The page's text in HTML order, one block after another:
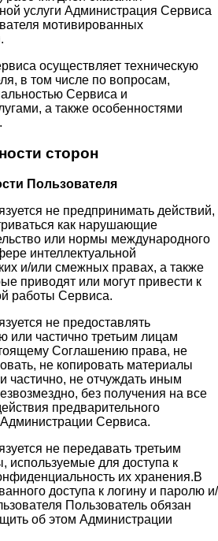
услуги Администрация Сервиса
мотивированных
осуществляет техническую
в том числе по вопросам,
Сервиса и
а также особенностями
сторон
Пользователя
не предпринимать действий,
как нарушающие
или нормы международного
интеллектуальной
и/или смежных правах, а также
приводят или могут привести к
работы Сервиса.
не предоставлять
или частично третьим лицам
Соглашению права, не
не копировать материалы
частично, не отчуждать иным
без получения на все
предварительного
Сервиса.
не передавать третьим
используемые для доступа к
их хранения.В
доступа к логину и паролю и/
Пользователь обязан
об этом Администрации